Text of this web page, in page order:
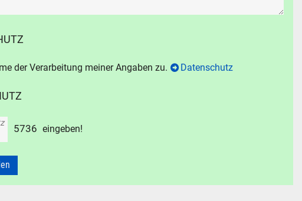
der Verarbeitung meiner Angaben zu. Datenschutz
5736 eingeben!